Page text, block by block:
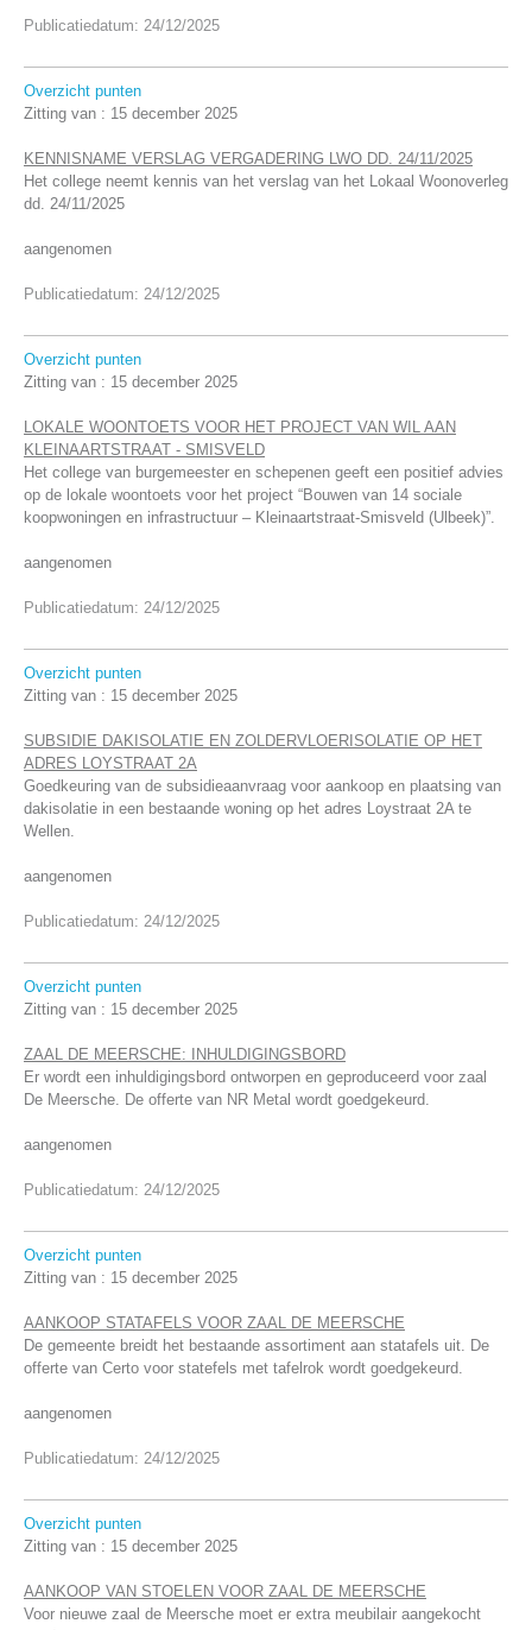
Publicatiedatum: 24/12/2025
Overzicht punten
Zitting van : 15 december 2025
KENNISNAME VERSLAG VERGADERING LWO DD. 24/11/2025
Het college neemt kennis van het verslag van het Lokaal Woonoverleg
dd. 24/11/2025
aangenomen
Publicatiedatum: 24/12/2025
Overzicht punten
Zitting van : 15 december 2025
LOKALE WOONTOETS VOOR HET PROJECT VAN WIL AAN
KLEINAARTSTRAAT - SMISVELD
Het college van burgemeester en schepenen geeft een positief advies
op de lokale woontoets voor het project “Bouwen van 14 sociale
koopwoningen en infrastructuur – Kleinaartstraat-Smisveld (Ulbeek)”.
aangenomen
Publicatiedatum: 24/12/2025
Overzicht punten
Zitting van : 15 december 2025
SUBSIDIE DAKISOLATIE EN ZOLDERVLOERISOLATIE OP HET
ADRES LOYSTRAAT 2A
Goedkeuring van de subsidieaanvraag voor aankoop en plaatsing van
dakisolatie in een bestaande woning op het adres Loystraat 2A te
Wellen.
aangenomen
Publicatiedatum: 24/12/2025
Overzicht punten
Zitting van : 15 december 2025
ZAAL DE MEERSCHE: INHULDIGINGSBORD
Er wordt een inhuldigingsbord ontworpen en geproduceerd voor zaal
De Meersche. De offerte van NR Metal wordt goedgekeurd.
aangenomen
Publicatiedatum: 24/12/2025
Overzicht punten
Zitting van : 15 december 2025
AANKOOP STATAFELS VOOR ZAAL DE MEERSCHE
De gemeente breidt het bestaande assortiment aan statafels uit. De
offerte van Certo voor statefels met tafelrok wordt goedgekeurd.
aangenomen
Publicatiedatum: 24/12/2025
Overzicht punten
Zitting van : 15 december 2025
AANKOOP VAN STOELEN VOOR ZAAL DE MEERSCHE
Voor nieuwe zaal de Meersche moet er extra meubilair aangekocht